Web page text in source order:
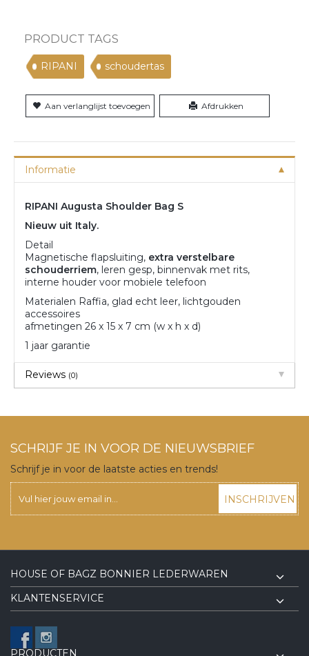
PRODUCT TAGS
RIPANI schoudertas
Aan verlanglijst toevoegen Afdrukken
Informatie
RIPANI Augusta Shoulder Bag S
Nieuw uit Italy.
Detail
Magnetische flapsluiting, extra verstelbare
schouderriem, leren gesp, binnenvak met rits,
interne houder voor mobiele telefoon
Materialen Raffia, glad echt leer, lichtgouden
accessoires
afmetingen 26 x 15 x 7 cm (w x h x d)
1 jaar garantie
Reviews (0)
SCHRIJF JE IN VOOR DE NIEUWSBRIEF
Schrijf je in voor de laatste acties en trends!
INSCHRIJVEN
HOUSE OF BAGZ BONNIER LEDERWAREN
KLANTENSERVICE
PRODUCTEN